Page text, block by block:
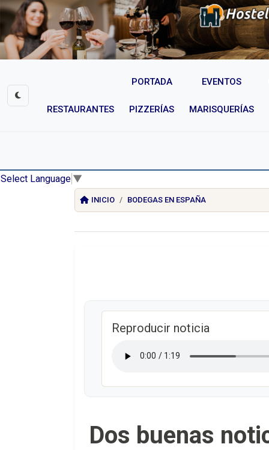
PORTADA EVENTOS
RESTAURANTES PIZZERÍAS MARISQUERÍAS
Select Language ▼
INICIO BODEGAS EN ESPAÑA
Reproducir noticia
Dos buenas